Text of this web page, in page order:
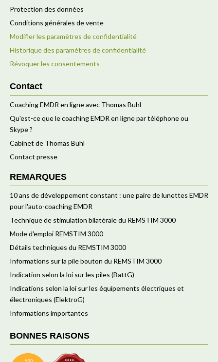
Protection des données
Conditions générales de vente
Modifier les paramètres de confidentialité
Historique des paramètres de confidentialité
Révoquer les consentements
Contact
Coaching EMDR en ligne avec Thomas Buhl
Qu'est-ce que le coaching EMDR en ligne par téléphone ou
Skype ?
Cabinet de Thomas Buhl
Contact presse
REMARQUES
10 ans de développement constant : une paire de lunettes EMDR
pour l'auto-coaching EMDR
Technique de stimulation bilatérale du REMSTIM 3000
Mode d'emploi REMSTIM 3000
Détails techniques du REMSTIM 3000
Informations sur la pile bouton du REMSTIM 3000
Indication selon la loi sur les piles (BattG)
Indications selon la loi sur les équipements électriques et
électroniques (ElektroG)
Informations importantes
BONNES RAISONS